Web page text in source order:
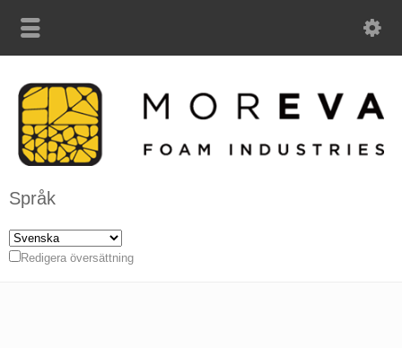
Språk
Redigera översättning